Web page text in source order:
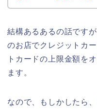
結構あるあるの話です
のお店でクレジットカ
トカードの上限金額を
ます。
なので、もしかしたら